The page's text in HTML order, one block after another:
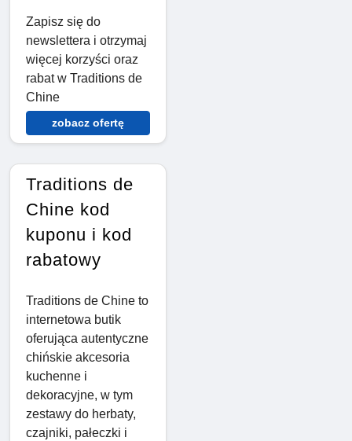
Zapisz się do
newslettera i otrzymaj
więcej korzyści oraz
rabat w Traditions de
Chine
zobacz ofertę
Traditions de
Chine kod
kuponu i kod
rabatowy
Traditions de Chine to
internetowa butik
oferująca autentyczne
chińskie akcesoria
kuchenne i
dekoracyjne, w tym
zestawy do herbaty,
czajniki, pałeczki i